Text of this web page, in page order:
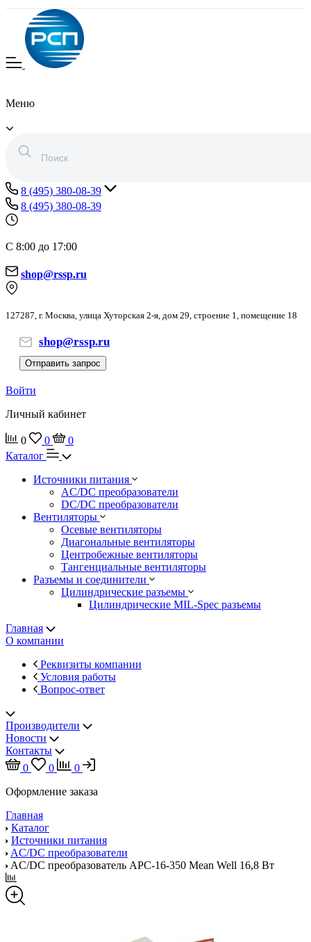
Меню
8 (495) 380-08-39
8 (495) 380-08-39
С 8:00 до 17:00
shop@rssp.ru
127287, г. Москва, улица Хуторская 2-я, дом 29, строение 1, помещение 18
shop@rssp.ru
Отправить запрос
Войти
Личный кабинет
0 0
0
Каталог
Источники питания
AC/DC преобразователи
DC/DC преобразователи
Вентиляторы
Осевые вентиляторы
Диагональные вентиляторы
Центробежные вентиляторы
Тангенциальные вентиляторы
Разъемы и соединители
Цилиндрические разъемы
Цилиндрические MIL-Spec разъемы
Главная
О компании
Реквизиты компании
Условия работы
Вопрос-ответ
Производители
Новости
Контакты
0
0
0
Оформление заказа
Главная
Каталог
Источники питания
AC/DC преобразователи
AC/DC преобразователь APC-16-350 Mean Well 16,8 Вт